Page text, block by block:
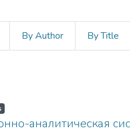
By Author By Title
аналитическая